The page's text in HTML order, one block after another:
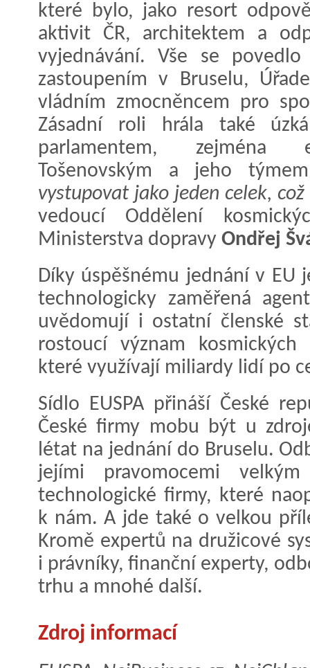
které bylo, jako resort
aktivit ČR, architektem a
vyjednávání. Vše se
zastoupením v Bruselu,
vládním zmocněncem pro
Zásadní roli hrála také
parlamentem, zejména
Tošenovským a jeho
vystupovat jako jeden celek,
vedoucí Oddělení
Ministerstva dopravy Ondřej
Díky úspěšnému jednání v EU
technologicky zaměřená
uvědomují i ostatní členské
rostoucí význam
které využívají miliardy lidí po
Sídlo EUSPA přináší České
České firmy mobu být u
létat na jednání do Bruselu.
jejími pravomocemi
technologické firmy, které
k nám. A jde také o velkou
Kromě expertů na družicové
i právníky, finanční experty,
trhu a mnohé další.
Zdroj informací